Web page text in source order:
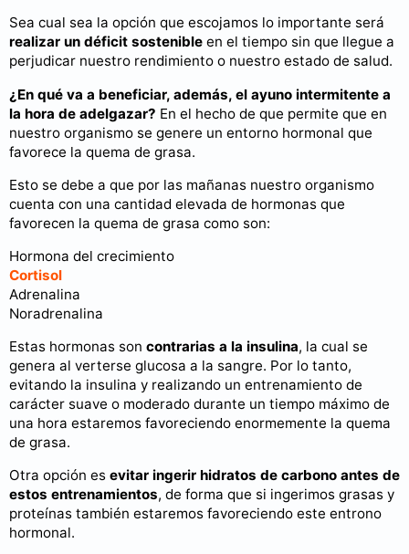
Sea cual sea la opción que escojamos lo importante será
realizar un déficit sostenible en el tiempo sin que llegue a
perjudicar nuestro rendimiento o nuestro estado de salud.
¿En qué va a beneficiar, además, el ayuno intermitente a
la hora de adelgazar? En el hecho de que permite que en
nuestro organismo se genere un entorno hormonal que
favorece la quema de grasa.
Esto se debe a que por las mañanas nuestro organismo
cuenta con una cantidad elevada de hormonas que
favorecen la quema de grasa como son:
Hormona del crecimiento
Cortisol
Adrenalina
Noradrenalina
Estas hormonas son contrarias a la insulina, la cual se
genera al verterse glucosa a la sangre. Por lo tanto,
evitando la insulina y realizando un entrenamiento de
carácter suave o moderado durante un tiempo máximo de
una hora estaremos favoreciendo enormemente la quema
de grasa.
Otra opción es evitar ingerir hidratos de carbono antes de
estos entrenamientos, de forma que si ingerimos grasas y
proteínas también estaremos favoreciendo este entrono
hormonal.